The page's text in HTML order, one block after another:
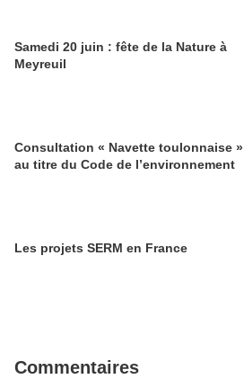
Samedi 20 juin : fête de la Nature à
Meyreuil
Consultation « Navette toulonnaise »
au titre du Code de l’environnement
Les projets SERM en France
Commentaires